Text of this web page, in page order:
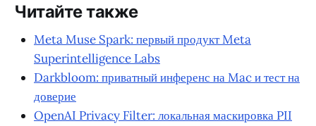
Читайте также
Meta Muse Spark: первый продукт Meta
Superintelligence Labs
Darkbloom: приватный инференс на Mac и тест на
доверие
OpenAI Privacy Filter: локальная маскировка PII